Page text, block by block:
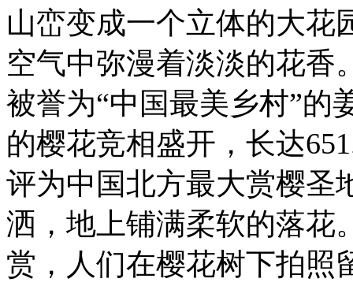
山峦变成一个立体的大花
空气中弥漫着淡淡的花香
被誉为“中国最美乡村”的
的樱花竞相盛开，长达
评为中国北方最大赏樱圣
洒，地上铺满柔软的落花
赏，人们在樱花树下拍照